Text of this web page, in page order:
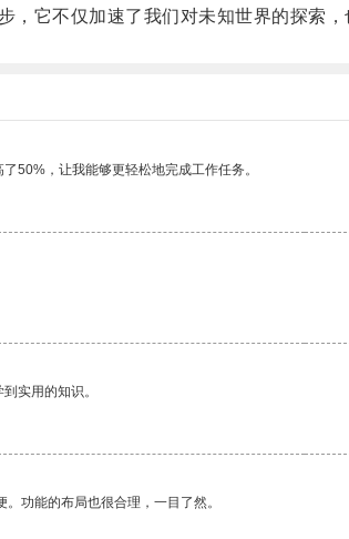
它不仅加速了我们对未知世界的探索，
50%，让我能够更轻松地完成工作任务。
实用的知识。
功能的布局也很合理，一目了然。